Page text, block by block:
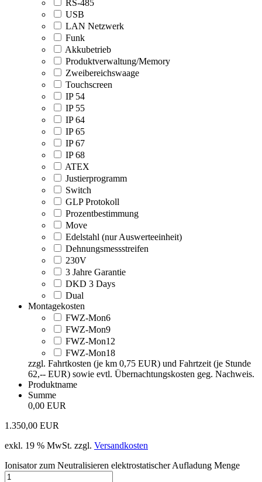
RS-485
USB
LAN Netzwerk
Funk
Akkubetrieb
Produktverwaltung/Memory
Zweibereichswaage
Touchscreen
IP 54
IP 55
IP 64
IP 65
IP 67
IP 68
ATEX
Justierprogramm
Switch
GLP Protokoll
Prozentbestimmung
Move
Edelstahl (nur Auswerteeinheit)
Dehnungsmessstreifen
230V
3 Jahre Garantie
DKD 3 Days
Dual
Montagekosten
FWZ-Mon6
FWZ-Mon9
FWZ-Mon12
FWZ-Mon18
zzgl. Fahrtkosten (je km 0,75 EUR) und Fahrtzeit (je Stunde
62,-- EUR) sowie evtl. Übernachtungskosten geg. Nachweis.
Produktname
Summe
0,00 EUR
1.350,00 EUR
exkl. 19 % MwSt. zzgl. Versandkosten
Ionisator zum Neutralisieren elektrostatischer Aufladung Menge